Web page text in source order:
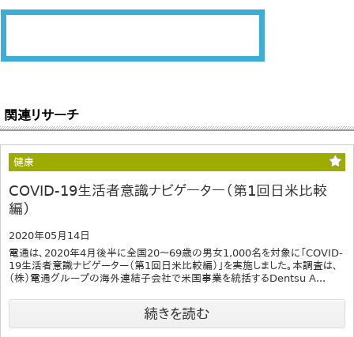
関連リサーチ
健康
COVID-19生活者意識ナビゲーター（第1回日米比較
編）
2020年05月14日
電通は、2020年4月後半に全国20～69歳の男女1,000名を対象に「COVID-
19生活者意識ナビゲーター（第1回日米比較編）」を実施しました。本調査は、
（株）電通グループの海外連結子会社で米国事業を統括するDentsu A...
続きを読む